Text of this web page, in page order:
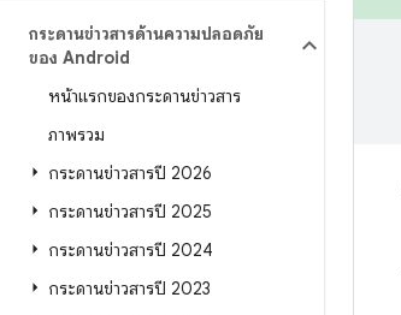
กระดานข่าวสารด้านความปลอดภัย
ของ Android
หน้าแรกของกระดานข่าวสาร
ภาพรวม
กระดานข่าวสารปี 2026
กระดานข่าวสารปี 2025
กระดานข่าวสารปี 2024
กระดานข่าวสารปี 2023